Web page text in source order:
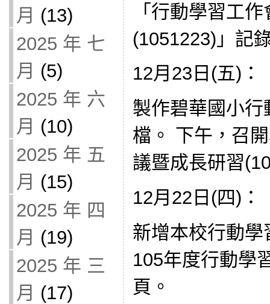
月 (13)
2025 年 七
月 (5)
2025 年 六
月 (10)
2025 年 五
月 (15)
2025 年 四
月 (19)
2025 年 三
月 (17)
「行動學習工
(1051223)」記
12月23日(五)：
製作碧華國小
檔。 下午，召
議暨成長研習
12月22日(四)：
新增本校行動
105年度行動學
頁。